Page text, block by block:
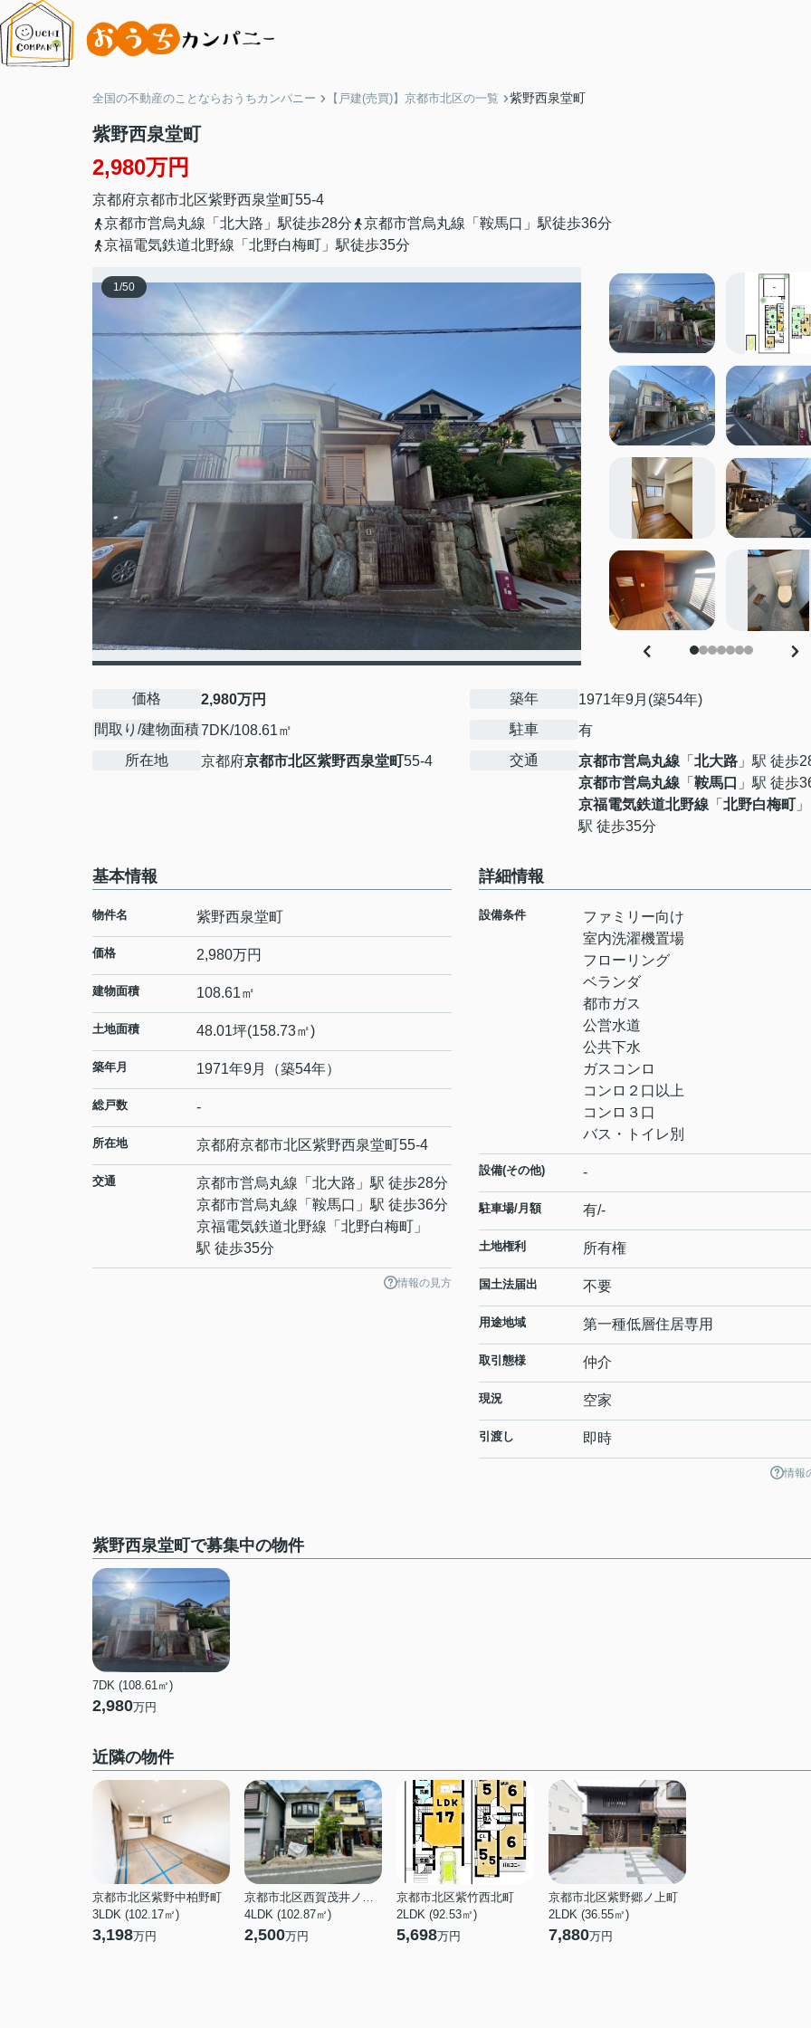
全国の不動産のことならおうちカンパニー 【戸建(売買)】京都市北区の一覧 紫野西泉堂町
紫野西泉堂町
2,980万円
京都府京都市北区紫野西泉堂町55-4
京都市営烏丸線「北大路」駅徒歩28分
京都市営烏丸線「鞍馬口」駅徒歩36分
京福電気鉄道北野線「北野白梅町」駅徒歩35分
1/50
価格
2,980万円
間取り/建物面積7DK/108.61㎡
所在地
京都府京都市北区紫野西泉堂町55-4
築年
1971年9月(築54年)
駐車
有
交通
京都市営烏丸線 「 北大路 」駅 徒歩
京都市営烏丸線 「 鞍馬口 」駅 徒歩
京福電気鉄道北野線 「 北野白梅町 」
駅 徒歩35分
基本情報
物件名 紫野西泉堂町
価格 2,980万円
建物面積 108.61㎡
土地面積 48.01坪(158.73㎡)
築年月 1971年9月（築54年）
総戸数 -
所在地 京都府京都市北区紫野西泉堂町55-4
交通 京都市営烏丸線 「 北大路 」駅 徒歩28分
京都市営烏丸線 「 鞍馬口 」駅 徒歩36分
京福電気鉄道北野線 「 北野白梅町 」
駅 徒歩35分
情報の見方
詳細情報
設備条件
ファミリー向け
室内洗濯機置場
フローリング
ベランダ
都市ガス
公営水道
公共下水
ガスコンロ
コンロ２口以上
コンロ３口
バス・トイレ別
設備(その他) -
駐車場/月額 有/-
土地権利 所有権
国土法届出 不要
用途地域 第一種低層住居専用
取引態様 仲介
現況 空家
引渡し 即時
情報
紫野西泉堂町で募集中の物件
7DK (108.61㎡)
2,980万円
近隣の物件
京都市北区紫野中柏野町
3LDK (102.17㎡)
3,198万円
京都市北区西賀茂井ノ口町
4LDK (102.87㎡)
2,500万円
京都市北区紫竹西北町
2LDK (92.53㎡)
5,698万円
京都市北区紫野郷ノ上町
2LDK (36.55㎡)
7,880万円